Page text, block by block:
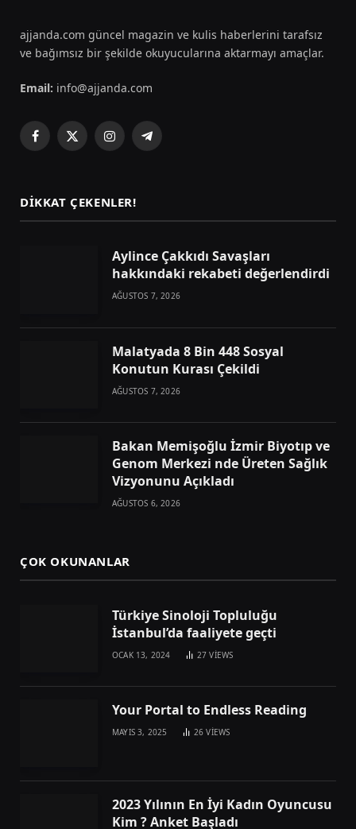
ajjanda.com güncel magazin ve kulis haberlerini tarafsız
ve bağımsız bir şekilde okuyucularına aktarmayı amaçlar.
Email: info@ajjanda.com
Facebook
X
InstagramTelegram
DIKKAT ÇEKENLER!
Aylince Çakkıdı Savaşları
hakkındaki rekabeti değerlendirdi
AĞUSTOS 7, 2026
Malatyada 8 Bin 448 Sosyal
Konutun Kurası Çekildi
AĞUSTOS 7, 2026
Bakan Memişoğlu İzmir Biyotıp ve
Genom Merkezi nde Üreten Sağlık
Vizyonunu Açıkladı
AĞUSTOS 6, 2026
ÇOK OKUNANLAR
Türkiye Sinoloji Topluluğu
İstanbul’da faaliyete geçti
OCAK 13, 2024 27VIEWS
Your Portal to Endless Reading
MAYIS 3, 2025 26VIEWS
2023 Yılının En İyi Kadın Oyuncusu
Kim ? Anket Başladı